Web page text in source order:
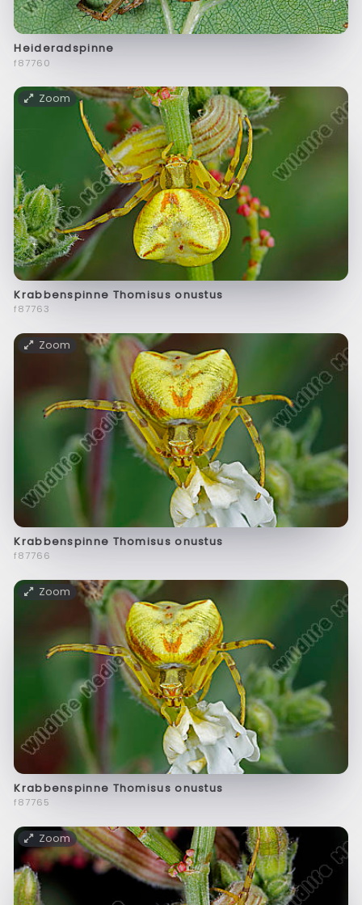
Heideradspinne
f87760
Zoom
Krabbenspinne Thomisus onustus
f87763
Zoom
Krabbenspinne Thomisus onustus
f87766
Zoom
Krabbenspinne Thomisus onustus
f87765
Zoom